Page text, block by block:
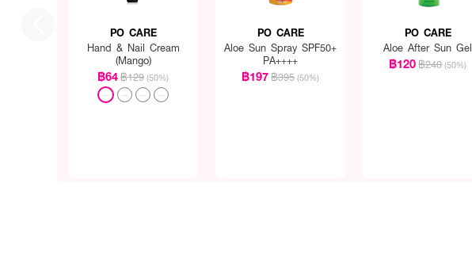
PO CARE
Hand & Nail Cream
(Mango)
฿64฿129 (50%)
PO CARE
Aloe Sun Spray SPF50+
PA++++
฿197฿395 (50%)
PO CARE
Aloe After Sun Gel
฿120฿240 (50%)